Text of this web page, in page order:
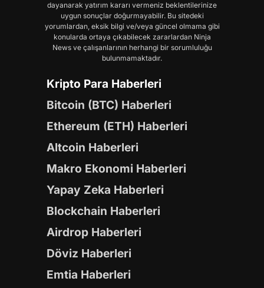
dayanarak yatırım kararı vermeniz beklentilerinize
uygun sonuçlar doğurmayabilir. Bu sitedeki
yorumlardan, eksik bilgi ve/veya güncel olmama gibi
konularda ortaya çıkabilecek zararlardan Ninja
News ve çalışanlarının herhangi bir sorumluluğu
bulunmamaktadır.
Kripto Para Haberleri
Bitcoin (BTC) Haberleri
Ethereum (ETH) Haberleri
Altcoin Haberleri
Makro Ekonomi Haberleri
Yapay Zeka Haberleri
Blockchain Haberleri
Airdrop Haberleri
Döviz Haberleri
Emtia Haberleri